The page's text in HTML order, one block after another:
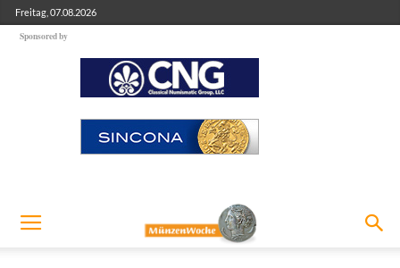
Freitag, 07.08.2026
Sponsored by